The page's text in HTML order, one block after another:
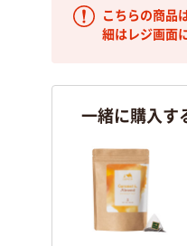
こちらの商品
細はレジ画面
一緒に購入す